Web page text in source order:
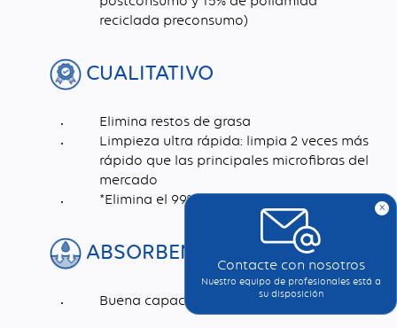
reciclada preconsumo)
CUALITATIVO
Elimina restos de grasa
Limpieza ultra rápida: limpia 2 veces más
rápido que las principales microfibras del
mercado
*Elimina el 99% de las bacterias
ABSORBENTE
Buena capacidad de absorción: 400%.
x
Contacte con nosotros
Nuestro equipo de profesionales está a
su disposición